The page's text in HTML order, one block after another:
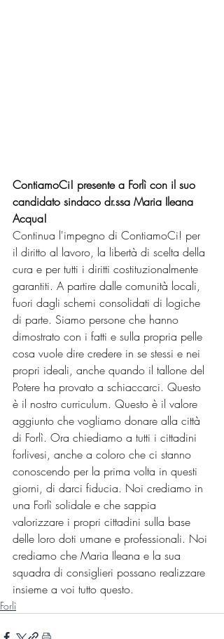
ContiamoCi! presente a Forlì con il suo
candidato sindaco dr.ssa Maria Ileana
Acqua!
Continua l'impegno di ContiamoCi! per
il diritto al lavoro, la libertà di scelta della
cura e per tutti i diritti costituzionalmente
garantiti. A partire dalle comunità locali,
fuori dagli schemi consolidati di logiche
di parte. Siamo persone che hanno
dimostrato con i fatti e sulla propria pelle
cosa vuole dire credere in se stessi e nei
propri ideali, anche quando il tallone del
Potere ha provato a schiaccarci. Questo
è il nostro curriculum. Questo è il valore
aggiunto che vogliamo donare alla città
di Forlì. Ora chiediamo a tutti i cittadini
forlivesi, anche a coloro che ci stanno
conoscendo per la prima volta in questi
giorni, di darci fiducia. Noi crediamo in
una Forlì solidale e che sappia
valorizzare i propri cittadini sulla base
delle loro doti umane e professionali. Noi
crediamo che Maria Ileana e la sua
squadra di consiglieri possano realizzare
insieme a voi tutto questo.
Forlì